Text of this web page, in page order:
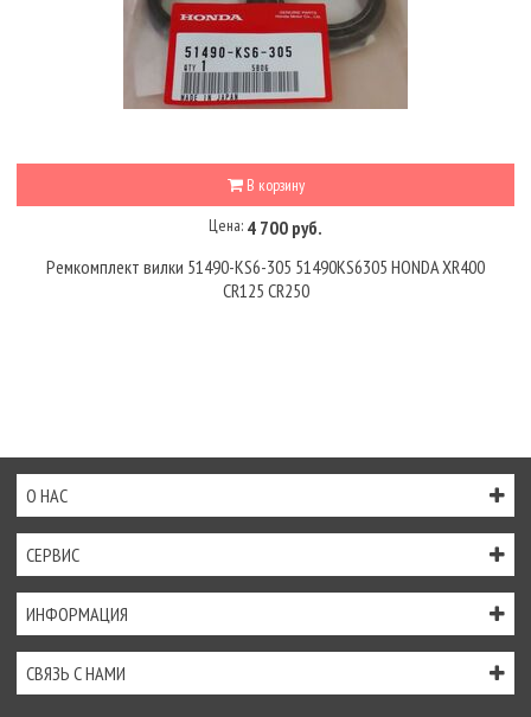
В корзину
Цена: 4 700 руб.
Ремкомплект вилки 51490-KS6-305 51490KS6305 HONDA XR400
CR125 CR250
О НАС
СЕРВИС
ИНФОРМАЦИЯ
СВЯЗЬ С НАМИ